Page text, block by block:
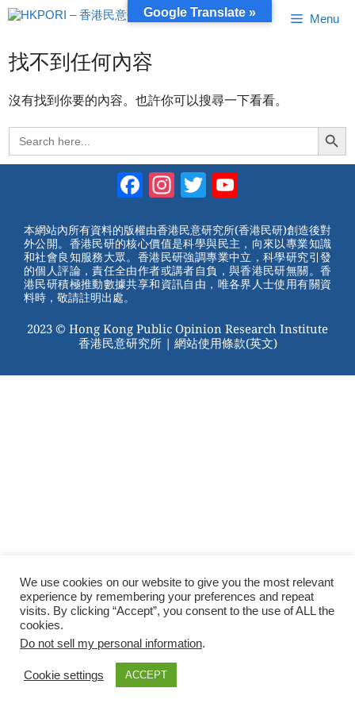
跳
至
Menu
找不到任何內容
沒有找到你要的內容。也許你可以搜尋一下看看。
Search
for:
Search Button
Facebook
Instagram
Twitter
本網站內所有資料的版權由香港民意研究所(香港民研)創造後對
外公開。香港民研的核心價值是科學與民主，向來以專業知識
和社會良知服務大眾。香港民研強調專業中立，科學研究引發
的個人評論，責任全由作者或講者自負，與香港民研無關。香
港民研積極推動數據共享和資訊自由，唯各界人士使用有關資
料時，敬請註明出處。
2023 © Hong Kong Public Opinion Research Institute
香港民意研究所 | 網站使用條款(英文)
We use cookies on our website to give you the most relevant
experience by remembering your preferences and repeat
visits. By clicking “Accept”, you consent to the use of ALL the
cookies.
Do not sell my personal information.
Cookie settings ACCEPT
Google Translate »